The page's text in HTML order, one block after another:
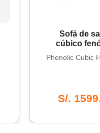
Sofá de salón
cúbico fenólico
Phenolic Cubic Hall Sofa
S/. 1599.00